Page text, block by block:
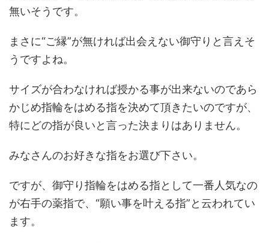
無いそうです。
まさに“ご縁”が無ければ出会えない御守りと言えそ
うですよね。
サイズが合わなければ授かる事が出来ないのであら
かじめ指輪をはめる指を決めて頂きたいのですが、
特にどの指が良いと言った決まりはありません。
みなさんのお好きな指をお選び下さい。
ですが、御守り指輪をはめる指として一番人気なの
が右手の薬指で、“願い事を叶える指”と云われてい
ます。